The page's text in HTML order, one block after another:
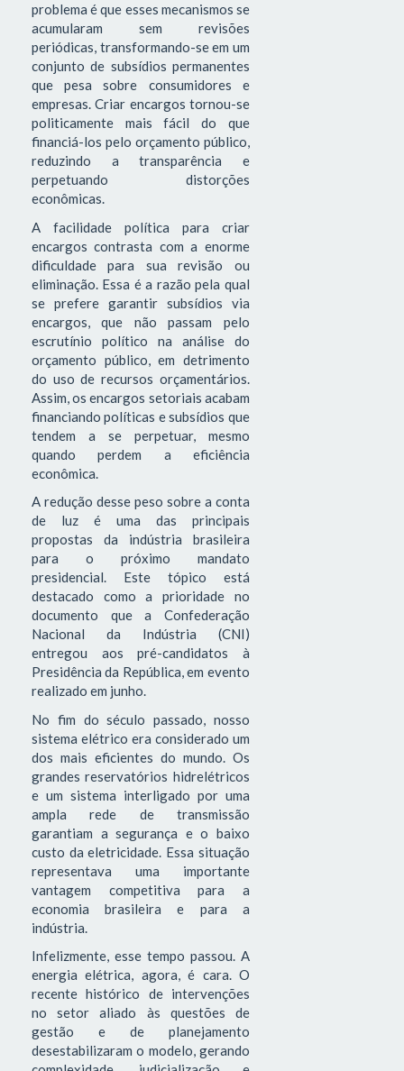
problema é que esses mecanismos se
acumularam sem revisões
periódicas, transformando-se em um
conjunto de subsídios permanentes
que pesa sobre consumidores e
empresas. Criar encargos tornou-se
politicamente mais fácil do que
financiá-los pelo orçamento público,
reduzindo a transparência e
perpetuando distorções
econômicas.
A facilidade política para criar
encargos contrasta com a enorme
dificuldade para sua revisão ou
eliminação. Essa é a razão pela qual
se prefere garantir subsídios via
encargos, que não passam pelo
escrutínio político na análise do
orçamento público, em detrimento
do uso de recursos orçamentários.
Assim, os encargos setoriais acabam
financiando políticas e subsídios que
tendem a se perpetuar, mesmo
quando perdem a eficiência
econômica.
A redução desse peso sobre a conta
de luz é uma das principais
propostas da indústria brasileira
para o próximo mandato
presidencial. Este tópico está
destacado como a prioridade no
documento que a Confederação
Nacional da Indústria (CNI)
entregou aos pré-candidatos à
Presidência da República, em evento
realizado em junho.
No fim do século passado, nosso
sistema elétrico era considerado um
dos mais eficientes do mundo. Os
grandes reservatórios hidrelétricos
e um sistema interligado por uma
ampla rede de transmissão
garantiam a segurança e o baixo
custo da eletricidade. Essa situação
representava uma importante
vantagem competitiva para a
economia brasileira e para a
indústria.
Infelizmente, esse tempo passou. A
energia elétrica, agora, é cara. O
recente histórico de intervenções
no setor aliado às questões de
gestão e de planejamento
desestabilizaram o modelo, gerando